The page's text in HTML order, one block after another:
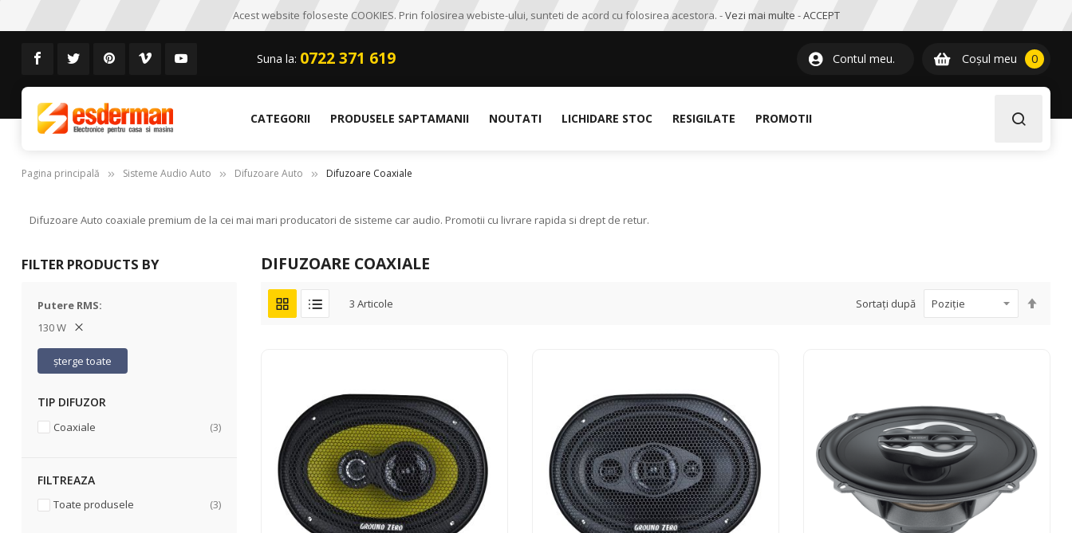
Acest website foloseste COOKIES. Prin folosirea webiste-ului, sunteti de acord cu folosirea acestora. -Vezi mai multe -ACCEPT
Suna la: 0722 371 619 Contul meu. Coșul meu 00item
CATEGORII PRODUSELE SAPTAMANII NOUTATI LICHIDARE STOC RESIGILATE PROMOTII
Pagina principală Sisteme Audio Auto Difuzoare Auto Difuzoare Coaxiale
Difuzoare Auto coaxiale premium de la cei mai mari producatori de sisteme car audio. Promotii cu livrare rapida si drept de retur.
DIFUZOARE COAXIALE
3 Articole Sortați după
FILTER PRODUCTS BY
Putere RMS
130 W
șterge toate
TIP DIFUZOR
Coaxiale 3articole
FILTREAZA
Toate produsele 3articole